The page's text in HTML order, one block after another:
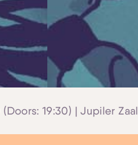
19:30) | Jupiler Zaal